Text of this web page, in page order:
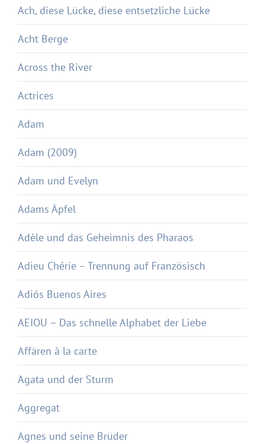
Ach, diese Lücke, diese entsetzliche Lücke
Acht Berge
Across the River
Actrices
Adam
Adam (2009)
Adam und Evelyn
Adams Äpfel
Adèle und das Geheimnis des Pharaos
Adieu Chérie – Trennung auf Französisch
Adiós Buenos Aires
AEIOU – Das schnelle Alphabet der Liebe
Affären à la carte
Agata und der Sturm
Aggregat
Agnes und seine Brüder